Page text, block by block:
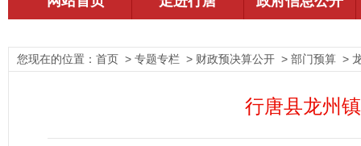
您现在的位置： 首页 > 专题专栏 > 财政预决算公开 > 部门预算 >
行唐县龙州